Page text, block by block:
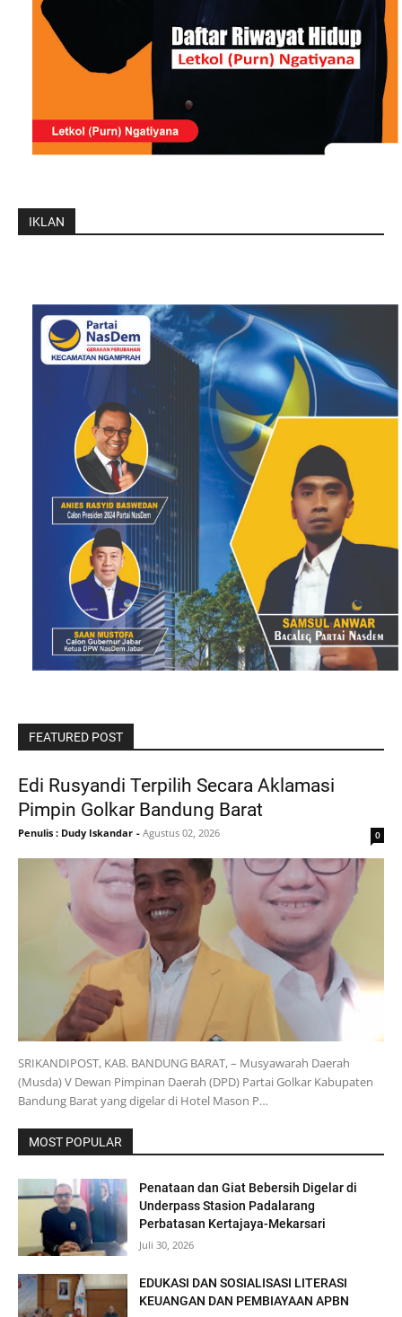
IKLAN
FEATURED POST
Edi Rusyandi Terpilih Secara Aklamasi
Pimpin Golkar Bandung Barat
Penulis : Dudy Iskandar - Agustus 02, 2026 0
SRIKANDIPOST, KAB. BANDUNG BARAT, – Musyawarah Daerah
(Musda) V Dewan Pimpinan Daerah (DPD) Partai Golkar Kabupaten
Bandung Barat yang digelar di Hotel Mason P…
MOST POPULAR
Penataan dan Giat Bebersih Digelar di
Underpass Stasion Padalarang
Perbatasan Kertajaya-Mekarsari
Juli 30, 2026
EDUKASI DAN SOSIALISASI LITERASI
KEUANGAN DAN PEMBIAYAAN APBN